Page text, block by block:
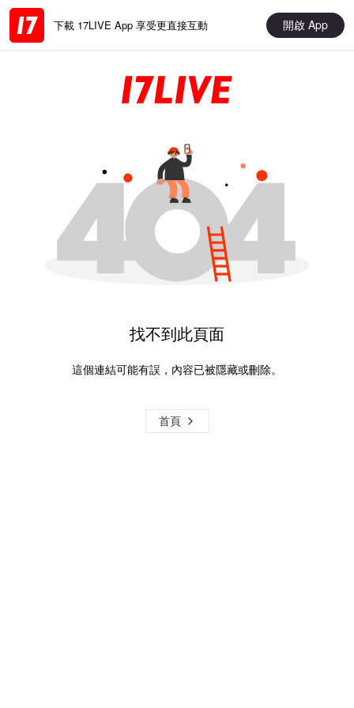
下載 17LIVE App 享受更直接互動 開啟 App
找不到此頁面
這個連結可能有誤，內容已被隱藏或刪除。
首頁